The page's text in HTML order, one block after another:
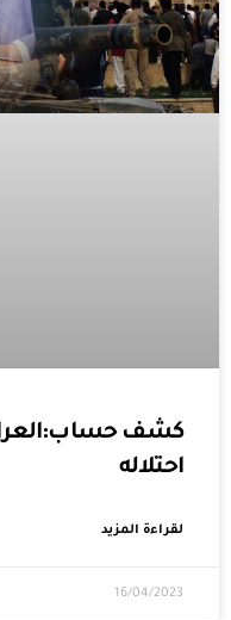
كشف
احتلاله
لقراءة المزيد
16/04/2023